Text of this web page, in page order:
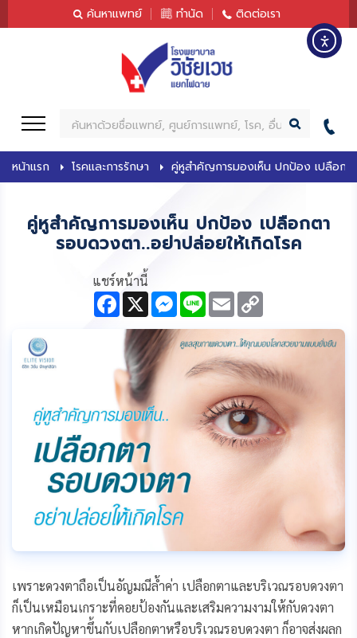
ค้นหาแพทย์ ทำนัด ติดต่อเรา
ห
า
หน้าแรก โรคและการรักษา คู่หูสำคัญการมองเห็น ปกป้อง เปลือกต
คู่หูสำคัญการมองเห็น ปกป้อง เปลือกตา
รอบดวงตา..อย่าปล่อยให้เกิดโรค
แชร์หน้านี้
F
e
b
o
o
k
X M
e
s
e
L E
m
l L
i
n
k
เพราะดวงตาถือเป็นอัญมณีล้ำค่า เปลือกตาและบริเวณรอบดวงตา
ก็เป็นเหมือนเกราะที่คอยป้องกันและเสริมความงามให้กับดวงตา
หากเกิดปัญหาขึ้นกับเปลือกตาหรือบริเวณรอบดวงตา ก็อาจส่งผลก